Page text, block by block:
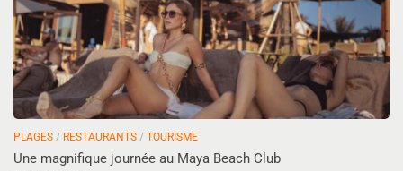
PLAGES / RESTAURANTS / TOURISME
Une magnifique journée au Maya Beach Club